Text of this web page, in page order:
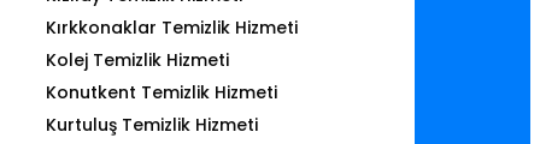
Kırkkonaklar Temizlik Hizmeti
Kolej Temizlik Hizmeti
Konutkent Temizlik Hizmeti
Kurtuluş Temizlik Hizmeti